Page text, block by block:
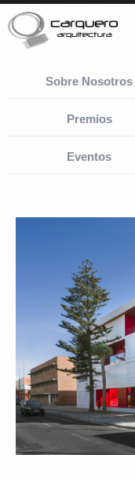
Sobre Nosotros
Premios
Eventos